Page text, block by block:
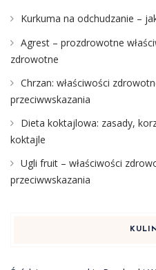
Kurkuma na odchudzanie –
Agrest – prozdrowotne
zdrowotne
Chrzan: właściwości
przeciwwskazania
Dieta koktajlowa: zasady,
koktajle
Ugli fruit – właściwości
przeciwwskazania